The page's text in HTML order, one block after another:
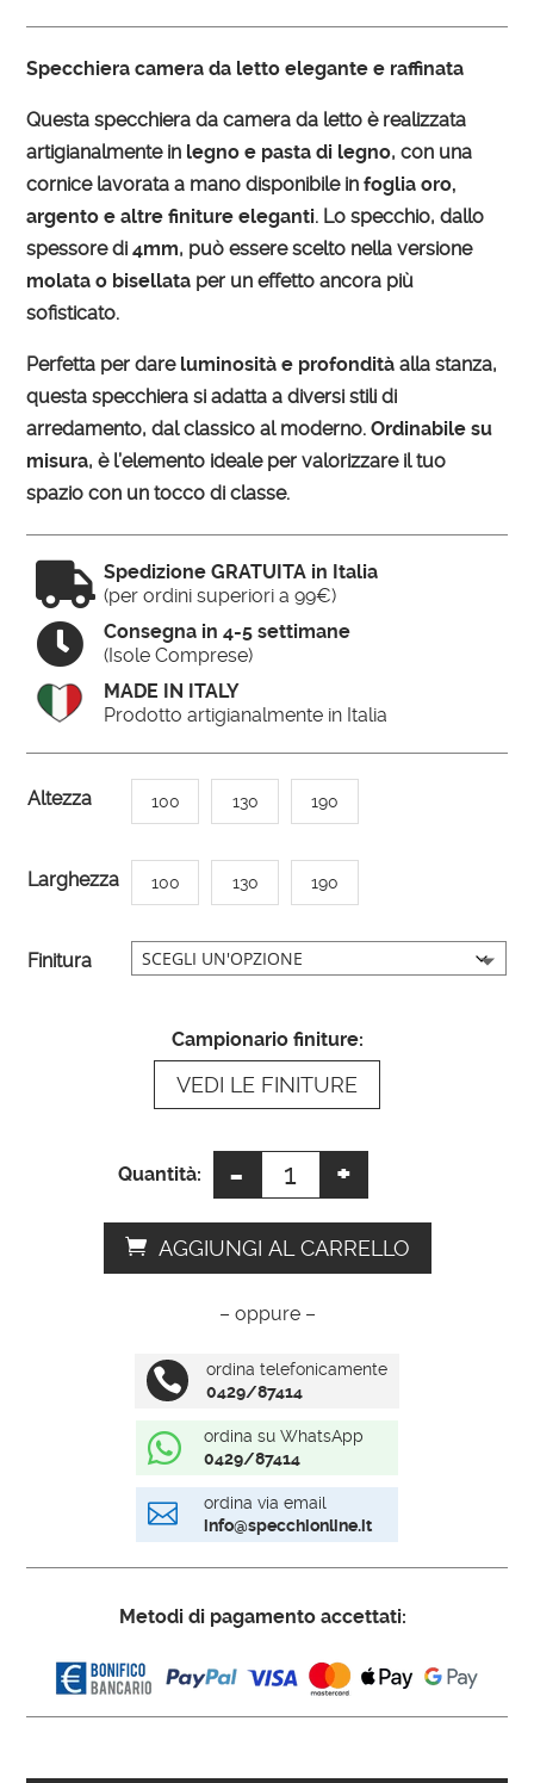
Specchiera camera da letto elegante e raffinata
Questa specchiera da camera da letto è realizzata
artigianalmente in legno e pasta di legno, con una
cornice lavorata a mano disponibile infoglia oro,
argento e altre finiture eleganti. Lo specchio, dallo
spessore di4mm, può essere scelto nella versione
molata o bisellata per un effetto ancora più
sofisticato.
Perfetta per dare luminosità e profondità alla stanza,
questa specchiera si adatta a diversi stili di
arredamento, dal classico al moderno.Ordinabile su
misura, è l’elemento ideale per valorizzare il tuo
spazio con un tocco di classe.
 Spedizione GRATUITA in Italia
(per ordini superiori a 99€)

Consegna in 4-5 settimane
(Isole Comprese)
MADE IN ITALY
Prodotto artigianalmente in Italia
Altezza 100 130 190
Larghezza 100 130 190
Finitura
Campionario finiture:
VEDI LE FINITURE
Quantità: -
Specchiera
camera
da
letto
+
AGGIUNGI AL CARRELLO
A
e
n
– oppure –

ordina telefonicamente
0429/87414

ordina su WhatsApp
0429/87414

ordina via email
info@specchionline.it
Metodi di pagamento accettati: